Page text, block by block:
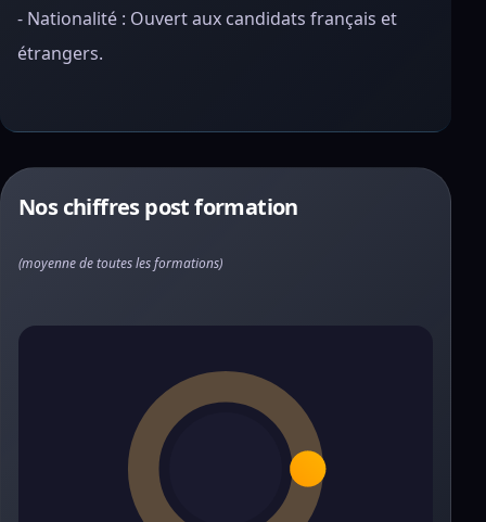
- Nationalité : Ouvert aux candidats français et
étrangers.
Nos chiffres post formation
(moyenne de toutes les formations)